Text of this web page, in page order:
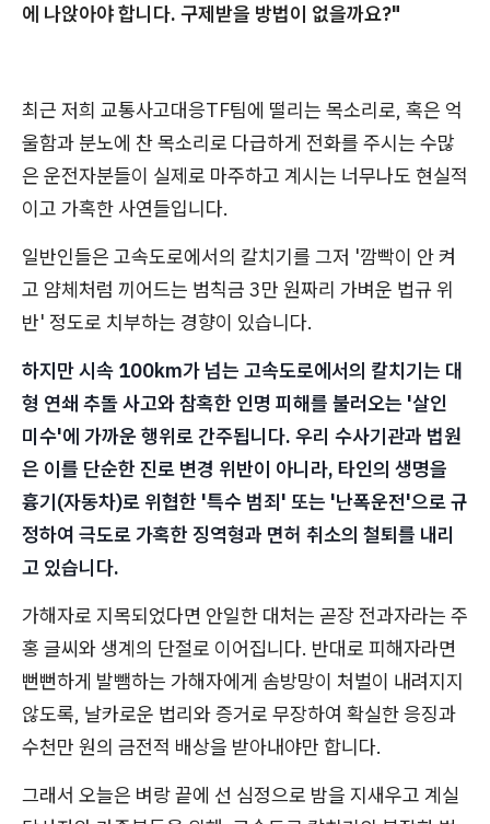
에 나앉아야 합니다. 구제받을 방법이 없을까요?"
최근 저희 교통사고대응TF팀에 떨리는 목소리로, 혹은 억
울함과 분노에 찬 목소리로 다급하게 전화를 주시는 수많
은 운전자분들이 실제로 마주하고 계시는 너무나도 현실적
이고 가혹한 사연들입니다.
일반인들은 고속도로에서의 칼치기를 그저 '깜빡이 안 켜
고 얌체처럼 끼어드는 범칙금 3만 원짜리 가벼운 법규 위
반' 정도로 치부하는 경향이 있습니다.
하지만 시속 100km가 넘는 고속도로에서의 칼치기는 대
형 연쇄 추돌 사고와 참혹한 인명 피해를 불러오는 '살인
미수'에 가까운 행위로 간주됩니다. 우리 수사기관과 법원
은 이를 단순한 진로 변경 위반이 아니라, 타인의 생명을
흉기(자동차)로 위협한 '특수 범죄' 또는 '난폭운전'으로 규
정하여 극도로 가혹한 징역형과 면허 취소의 철퇴를 내리
고 있습니다.
가해자로 지목되었다면 안일한 대처는 곧장 전과자라는 주
홍 글씨와 생계의 단절로 이어집니다. 반대로 피해자라면
뻔뻔하게 발뺌하는 가해자에게 솜방망이 처벌이 내려지지
않도록, 날카로운 법리와 증거로 무장하여 확실한 응징과
수천만 원의 금전적 배상을 받아내야만 합니다.
그래서 오늘은 벼랑 끝에 선 심정으로 밤을 지새우고 계실